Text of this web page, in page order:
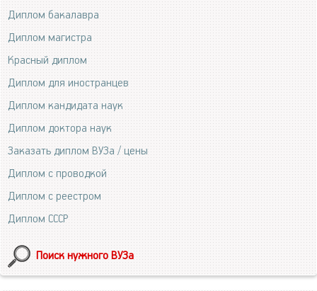
Диплом бакалавра
Диплом магистра
Красный диплом
Диплом для иностранцев
Диплом кандидата наук
Диплом доктора наук
Заказать диплом ВУЗа / цены
Диплом с проводкой
Диплом с реестром
Диплом СССР
Поиск нужного ВУЗа